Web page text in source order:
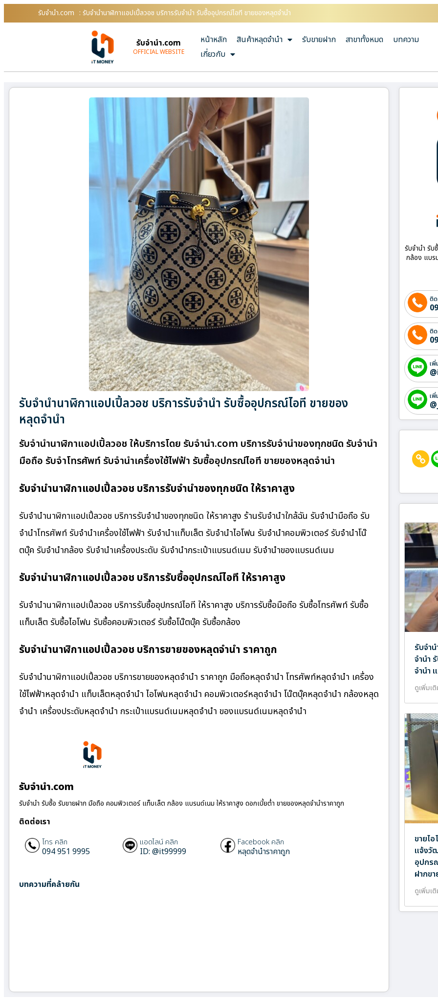
รับจํานํา.com : รับจำนำนาฬิกาแอปเปิ้ลวอช บริการรับจำนำ รับซื้ออุปกรณ์ไอที ขายของหลุดจำนำ
รับจํานํา.com
OFFICIAL WEBSITE
หน้าหลัก สินค้าหลุดจำนำ รับขายฝาก สาขาทั้งหมด
บทความ
เกี่ยวกับ
รับจำนำนาฬิกาแอปเปิ้ลวอช บริการรับจำนำ รับซื้ออุปกรณ์ไอที ขายของ
หลุดจำนำ
รับจำนำนาฬิกาแอปเปิ้ลวอช ให้บริการโดย รับจํานํา.com บริการรับจำนำของทุกชนิด รับจำนำ
มือถือ รับจำโทรศัพท์ รับจำนำเครื่องใช้ไฟฟ้า รับซื้ออุปกรณ์ไอที ขายของหลุดจำนำ
รับจำนำนาฬิกาแอปเปิ้ลวอช บริการรับจำนำของทุกชนิด ให้ราคาสูง
รับจำนำนาฬิกาแอปเปิ้ลวอช บริการรับจำนำของทุกชนิด ให้ราคาสูง ร้านรับจํานําใกล้ฉัน รับจำนำมือถือ รับ
จำนำโทรศัพท์ รับจำนำเครื่องใช้ไฟฟ้า รับจำนำแท็บเล็ต รับจำนำไอโฟน รับจำนำคอมพิวเตอร์ รับจำนำโน๊
ตบุ๊ค รับจำนำกล้อง รับจำนำเครื่องประดับ รับจำนำกระเป๋าแบรนด์เนม รับจำนำของแบรนด์เนม
รับจำนำนาฬิกาแอปเปิ้ลวอช บริการรับซื้ออุปกรณ์ไอที ให้ราคาสูง
รับจำนำนาฬิกาแอปเปิ้ลวอช บริการรับซื้ออุปกรณ์ไอที ให้ราคาสูง บริการรับซื้อมือถือ รับซื้อโทรศัพท์ รับซื้อ
แท็บเล็ต รับซื้อไอโฟน รับซื้อคอมพิวเตอร์ รับซื้อโน๊ตบุ๊ค รับซื้อกล้อง
รับจำนำนาฬิกาแอปเปิ้ลวอช บริการขายของหลุดจำนำ ราคาถูก
รับจำนำนาฬิกาแอปเปิ้ลวอช บริการขายของหลุดจำนำ ราคาถูก มือถือหลุดจำนำ โทรศัพท์หลุดจำนำ เครื่อง
ใช้ไฟฟ้าหลุดจำนำ แท็บเล็ตหลุดจำนำ ไอโฟนหลุดจำนำ คอมพิวเตอร์หลุดจำนำ โน๊ตบุ๊คหลุดจำนำ กล้องหลุด
จำนำ เครื่องประดับหลุดจำนำ กระเป๋าแบรนด์เนมหลุดจำนำ ของแบรนด์เนมหลุดจำนำ
รับจํานํา.com
รับจำนำ รับซื้อ รับขายฝาก มือถือ คอมพิวเตอร์ แท็บเล็ต กล้อง แบรนด์เนม ให้ราคาสูง ดอกเบี้ยต่ำ ขายของหลุดจำนำราคาถูก
ติดต่อเรา
โทร คลิก
094 951 9995
แอดไลน์ คลิก
ID: @it99999
Facebook คลิก
หลุดจำนำราคาถูก
บทความที่คล้ายกัน
รับจำนำ รั
กล้อง แบร
ติ
ติ
เ
เ
รับจำ
จำนำ
จำนำ
ดูเพิ่มเ
ขายไ
แจ้งวั
อุปกร
ฝากข
ดูเพิ่มเ